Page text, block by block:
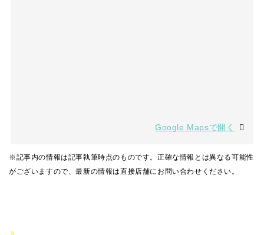
Google Mapsで開く
※記事内の情報は記事執筆時点のものです。正確な情報とは異なる可能性
がございますので、最新の情報は直接店舗にお問い合わせください。